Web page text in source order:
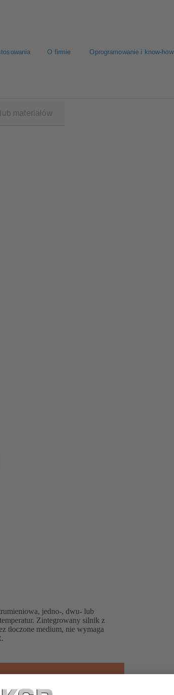
O firmie Oprogramowanie i know-how
jedno-, dwu- lub
Zintegrowany silnik z
tłoczone medium, nie wymaga